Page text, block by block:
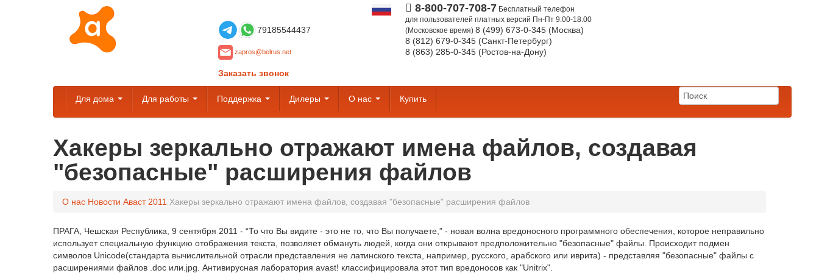
79185544437
zapros@belrus.net
Заказать звонок
8-800-707-708-7 Бесплатный телефон
для пользователей платных версий Пн-Пт 9.00-18.00
(Московское время) 8 (499) 673-0-345 (Москва)
8 (812) 679-0-345 (Санкт-Петербург)
8 (863) 285-0-345 (Ростов-на-Дону)
Для дома Для работы Поддержка Дилеры О нас Купить
Хакеры зеркально отражают имена файлов, создавая
"безопасные" расширения файлов
О нас Новости Аваст 2011 Хакеры зеркально отражают имена файлов, создавая "безопасные" расширения файлов
ПРАГА, Чешская Республика, 9 сентября 2011 - “То что Вы видите - это не то, что Вы получаете,” - новая волна вредоносного программного обеспечения, которое неправильно
использует специальную функцию отображения текста, позволяет обмануть людей, когда они открывают предположительно "безопасные" файлы. Происходит подмен
символов Unicode(стандарта вычислительной отрасли представления не латинского текста, например, русского, арабского или иврита) - представляя "безопасные" файлы с
расширениями файлов .doc или.jpg. Антивирусная лаборатория avast! классифицировала этот тип вредоносов как "Unitrix".